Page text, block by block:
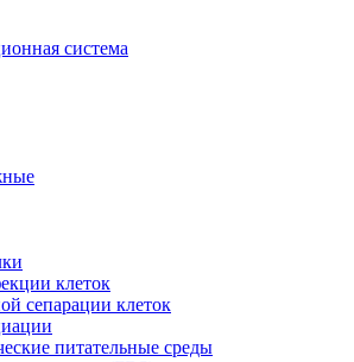
система
клеток
сепарации клеток
питательные среды